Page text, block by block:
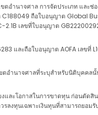
ำนาจศาล การจัดประเภท และ
C188049 ถือใบอนุญาต Global
เลขที่ใบอนุญาต
และถือใบอนุญาต AOFA เลข
อำนาจศาลที่ระบุสำหรับนิติบุคค
ละโอกาสในการขาดทุน ก่อนตัดสิ
งทุนเฉพาะเงินทุนที่สามารถยอม